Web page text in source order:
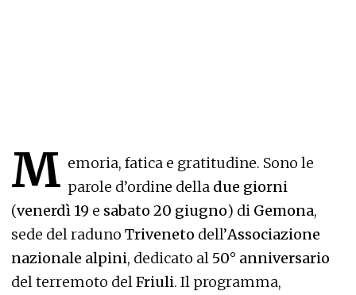
M emoria, fatica e gratitudine. Sono le
parole d’ordine della due giorni
(venerdì 19 e sabato 20 giugno) di Gemona,
sede del raduno Triveneto dell’Associazione
nazionale alpini, dedicato al 50° anniversario
del terremoto delFriuli. Il programma,